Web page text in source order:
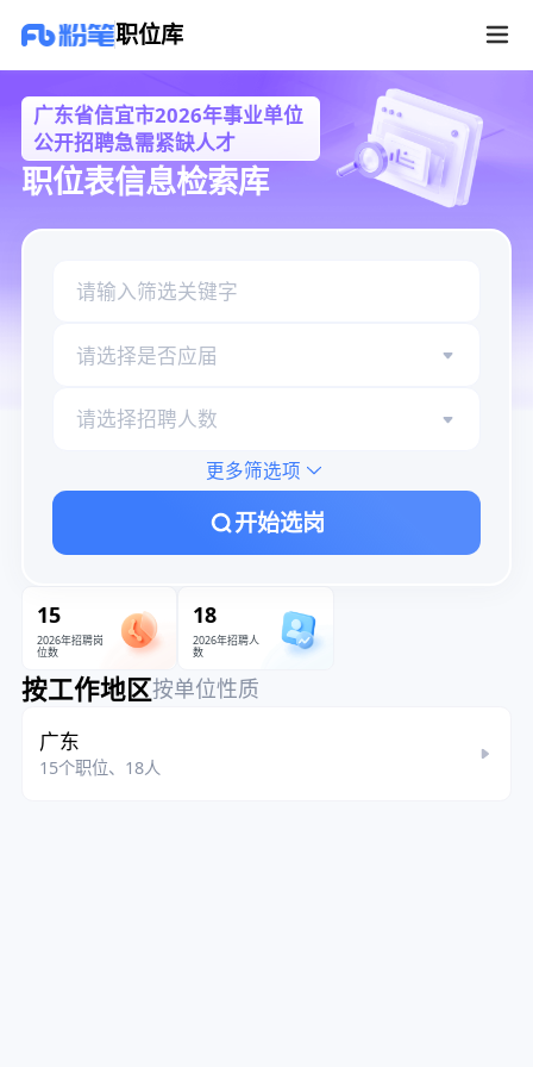
职位库
广东省信宜市2026年事业单位
公开招聘急需紧缺人才
职位表信息检索库
请选择是否应届
请选择招聘人数
更多筛选项
开始选岗
15
2026年招聘岗
位数
18
2026年招聘人
数
按工作地区按单位性质
广东
15个职位、18人